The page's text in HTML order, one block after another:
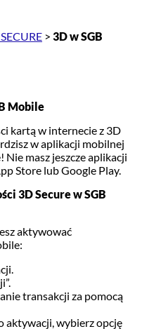
> 3D w SGB
Mobile
kartą w internecie z 3D
w aplikacji mobilnej
masz jeszcze aplikacji
Store lub Google Play.
3D Secure w SGB
aktywować
transakcji za pomocą
aktywacji, wybierz opcję